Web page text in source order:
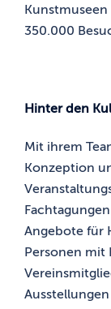
Kunstmuseen
350.000
Hinter den
Mit ihrem
Konzeption
Angebote für
Personen mit